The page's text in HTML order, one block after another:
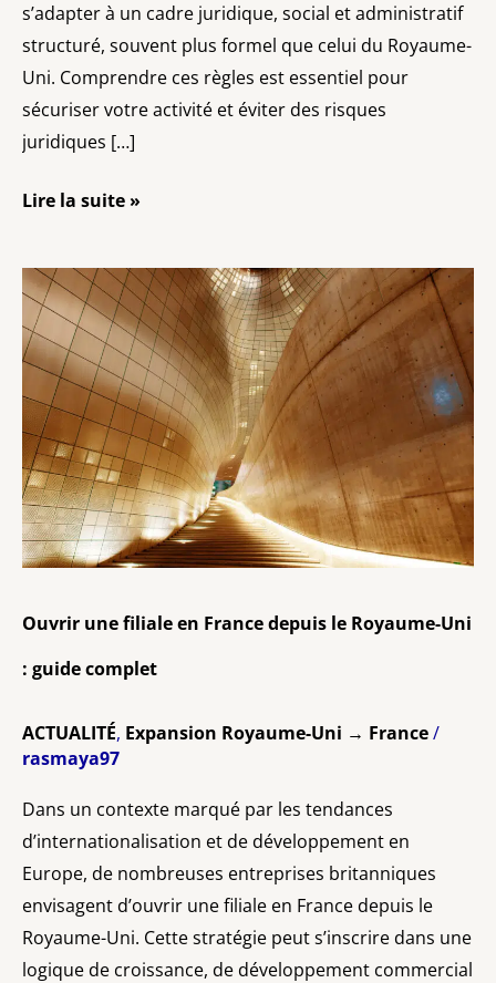
s’adapter à un cadre juridique, social et administratif
structuré, souvent plus formel que celui du Royaume-
Uni. Comprendre ces règles est essentiel pour
sécuriser votre activité et éviter des risques
juridiques […]
Lire la suite »
Ouvrir une filiale en France depuis le Royaume-Uni
: guide complet
ACTUALITÉ, Expansion Royaume-Uni → France/
rasmaya97
Dans un contexte marqué par les tendances
d’internationalisation et de développement en
Europe, de nombreuses entreprises britanniques
envisagent d’ouvrir une filiale en France depuis le
Royaume-Uni. Cette stratégie peut s’inscrire dans une
logique de croissance, de développement commercial
Ouvrir
une
filiale
France
depuis
le
Royaume-
Uni
:
complet